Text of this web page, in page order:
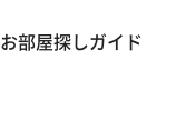
お部屋探しガイド